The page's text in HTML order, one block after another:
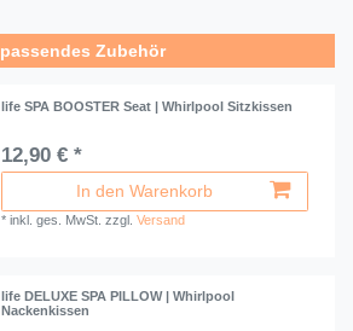
passendes Zubehör
life SPA BOOSTER Seat | Whirlpool Sitzkissen
12,90 € *
In den Warenkorb
*inkl. ges. MwSt. zzgl.Versand
life DELUXE SPA PILLOW | Whirlpool
Nackenkissen